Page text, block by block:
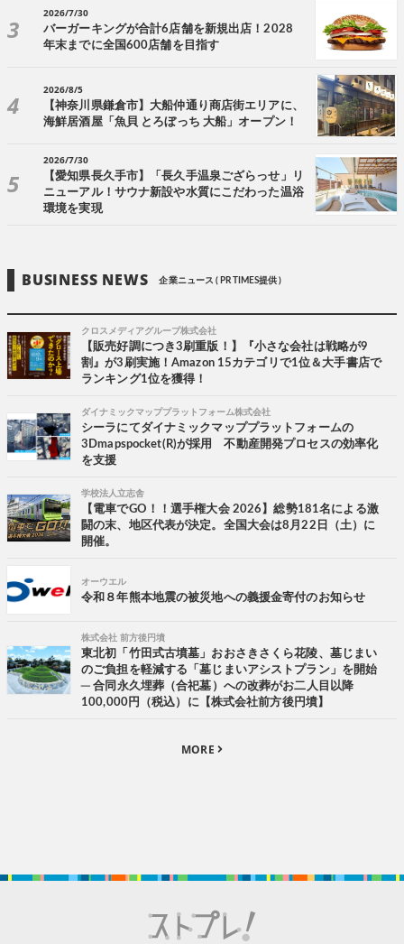
2026/7/30
バーガーキングが合計6店舗を新規出店！2028
年末までに全国600店舗を目指す
2026/8/5
【神奈川県鎌倉市】大船仲通り商店街エリアに、
海鮮居酒屋「魚貝 とろぼっち 大船」オープン！
2026/7/30
【愛知県長久手市】「長久手温泉ござらっせ」リ
ニューアル！サウナ新設や水質にこだわった温浴
環境を実現
BUSINESS NEWS 企業ニュース ( PR TIMES提供 )
クロスメディアグループ株式会社
【販売好調につき3刷重版！】『小さな会社は戦略が9
割』が3刷実施！Amazon 15カテゴリで1位＆大手書店で
ランキング1位を獲得！
ダイナミックマッププラットフォーム株式会社
シーラにてダイナミックマッププラットフォームの
3Dmapspocket(R)が採用 不動産開発プロセスの効率化
を支援
学校法人立志舎
【電車でGO！！選手権大会 2026】総勢181名による激
闘の末、地区代表が決定。全国大会は8月22日（土）に
開催。
オーウエル
令和８年熊本地震の被災地への義援金寄付のお知らせ
株式会社 前方後円墳
東北初「竹田式古墳墓」おおさきさくら花陵、墓じまい
のご負担を軽減する「墓じまいアシストプラン」を開始
─ 合同永久埋葬（合祀墓）への改葬がお二人目以降
100,000円（税込）に【株式会社前方後円墳】
MORE